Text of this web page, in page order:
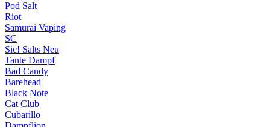
Pod Salt
Riot
Samurai Vaping
SC
Sic! Salts Neu
Tante Dampf
Bad Candy
Barehead
Black Note
Cat Club
Cubarillo